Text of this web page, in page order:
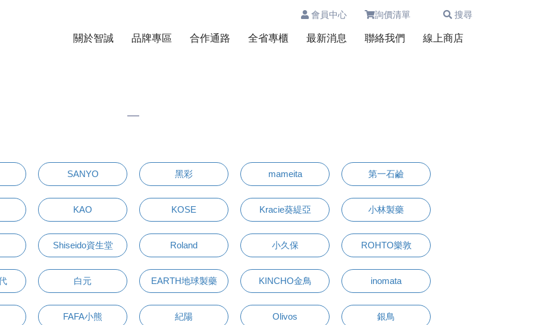
會員中心 詢價清單 搜尋
關於智誠 品牌專區 合作通路 全省專櫃 最新消息 聯絡我們 線上商店
SANYO 黑彩 mameita 第一石鹼
KAO KOSE Kracie葵緹亞 小林製藥
Shiseido資生堂 Roland 小久保 ROHTO樂敦
白元 EARTH地球製藥 KINCHO金鳥 inomata
FAFA小熊 紀陽 Olivos 銀鳥